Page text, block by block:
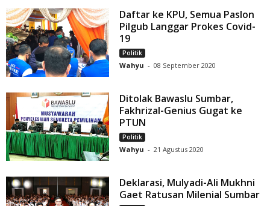
Daftar ke KPU, Semua Paslon
Pilgub Langgar Prokes Covid-
19
Politik
Wahyu - 08 September 2020
Ditolak Bawaslu Sumbar,
Fakhrizal-Genius Gugat ke
PTUN
Politik
Wahyu - 21 Agustus 2020
Deklarasi, Mulyadi-Ali Mukhni
Gaet Ratusan Milenial Sumbar